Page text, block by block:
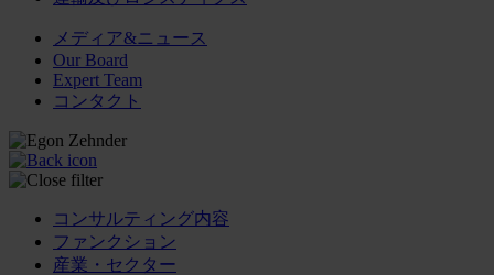
メディア&ニュース
Our Board
Expert Team
コンタクト
コンサルティング内容
ファンクション
産業・セクター